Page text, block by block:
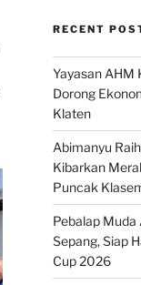
RECENT
Yayasan AHM
Dorong
Klaten
Abimanyu
Kibarkan
Puncak
Pebalap Muda
Sepang, Siap
Cup 2026